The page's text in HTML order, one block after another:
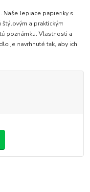
Naše lepiace papieriky s
a praktickým
poznámku. Vlastnosti a
je navrhnuté tak, aby ich